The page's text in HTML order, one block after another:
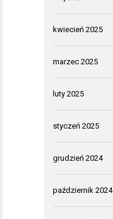
kwiecień 2025
marzec 2025
luty 2025
styczeń 2025
grudzień 2024
październik 2024